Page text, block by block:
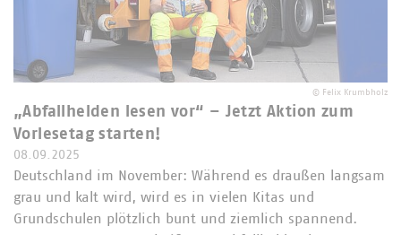
© Felix Krumbholz
„Abfallhelden lesen vor“ – Jetzt Aktion zum
Vorlesetag starten!
08.09.2025
Deutschland im November: Während es draußen langsam
grau und kalt wird, wird es in vielen Kitas und
Grundschulen plötzlich bunt und ziemlich spannend.